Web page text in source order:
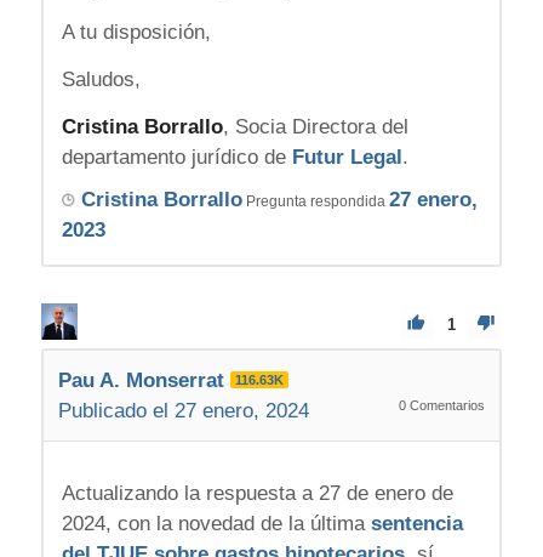
A tu disposición,
Saludos,
Cristina Borrallo, Socia Directora del
departamento jurídico de Futur Legal .
Cristina BorralloPregunta respondida 27 enero,
2023
1
Pau A. Monserrat 116.63K
Publicado el 27 enero, 2024 0 Comentarios
Actualizando la respuesta a 27 de enero de
2024, con la novedad de la última sentencia